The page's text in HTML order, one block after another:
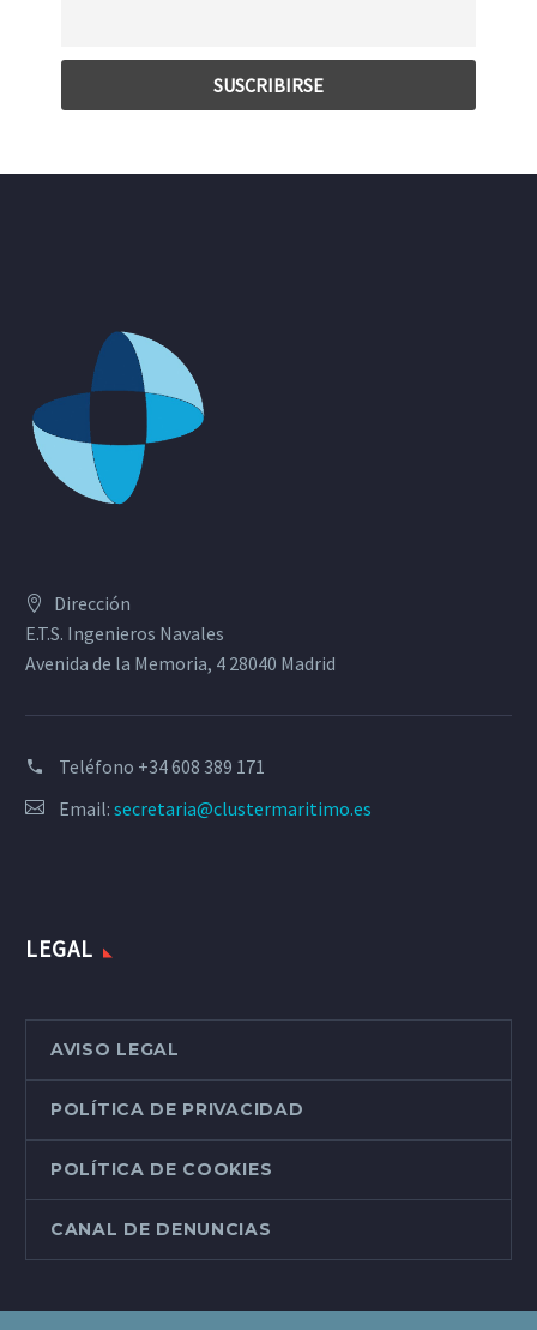
Dirección
E.T.S. Ingenieros Navales
Avenida de la Memoria, 4 28040 Madrid
Teléfono +34 608 389 171
Email: secretaria@clustermaritimo.es
LEGAL
AVISO LEGAL
POLÍTICA DE PRIVACIDAD
POLÍTICA DE COOKIES
CANAL DE DENUNCIAS